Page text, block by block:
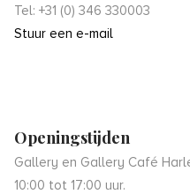
Tel: +31 (0) 346 330003
Stuur een e-mail
Openingstijden
Gallery en Gallery Café
10:00 tot 17:00 uur.